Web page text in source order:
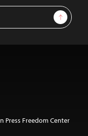
Sign Up
Press Freedom Center